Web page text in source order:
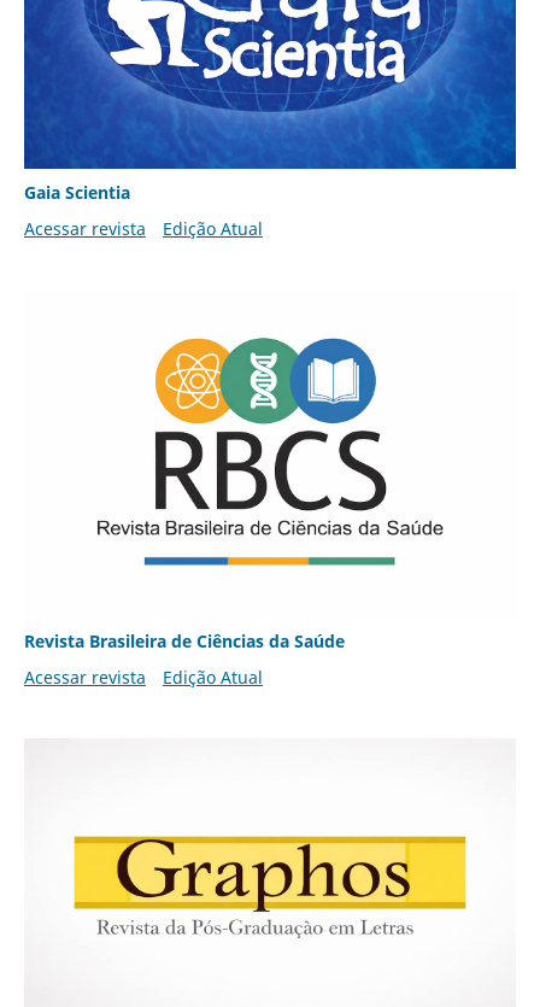
Gaia Scientia
Acessar revista
Edição Atual
Revista Brasileira de Ciências da Saúde
Acessar revista
Edição Atual